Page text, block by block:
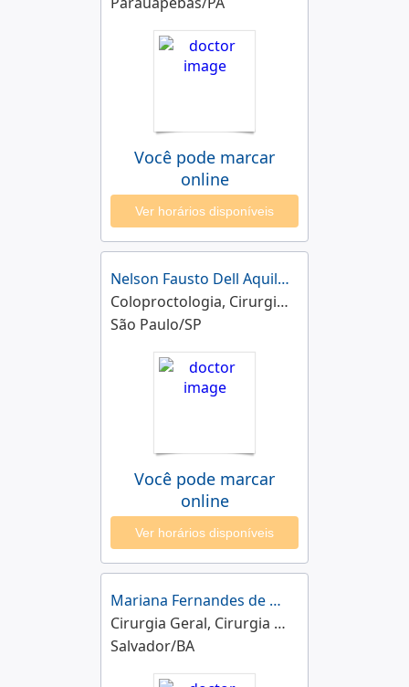
Você pode marcar
online
Ver horários disponíveis
Nelson Fausto Dell Aquila Junior
Coloproctologia, Cirurgia do Aparelho Digestivo
São Paulo/SP
Você pode marcar
online
Ver horários disponíveis
Mariana Fernandes de Miranda
Cirurgia Geral, Cirurgia Pediátrica
Salvador/BA